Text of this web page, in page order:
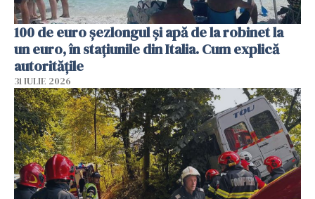
100 de euro șezlongul și apă de la robinet la
un euro, în stațiunile din Italia. Cum explică
autoritățile
31 IULIE 2026